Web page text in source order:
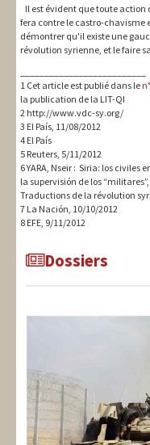
Il est évident que toute action
fera contre le castro-chavisme
démontrer qu'il existe une
révolution syrienne, et le faire
1 Cet article est publié dans le
la publication de la LIT-QI
2 http://www.vdc-sy.org/
3 El País, 11/08/2012
4 El País
5 Reuters, 5/11/2012
6 YARA, Nseir : Siria: los civiles
la supervisión de los
Traductions de la révolution
7 La Nación, 10/10/2012
8 EFE, 9/11/2012
Dossiers